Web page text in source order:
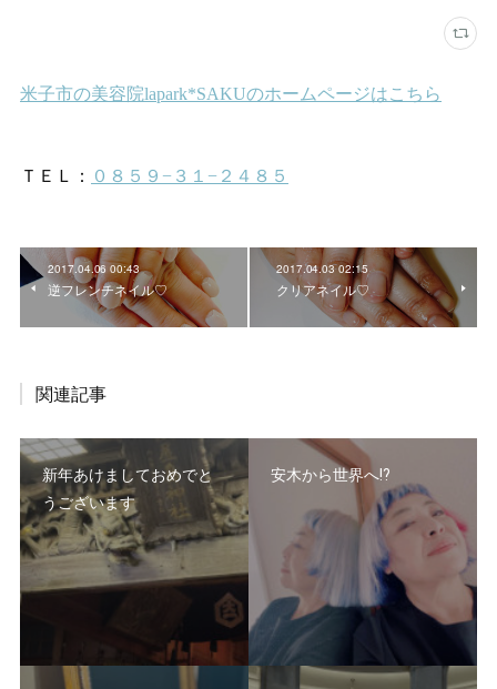
2017.04.06 00:43
逆フレンチネイル♡
2017.04.03 02:15
クリアネイル♡
関連記事
新年あけましておめでと
うございます
安木から世界へ⁉️